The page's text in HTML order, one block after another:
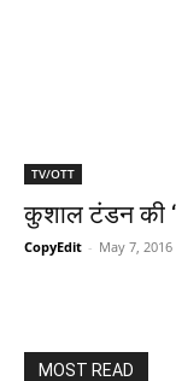
TV/OTT
कुशाल टंडन की
CopyEdit - May 7, 2016
MOST READ